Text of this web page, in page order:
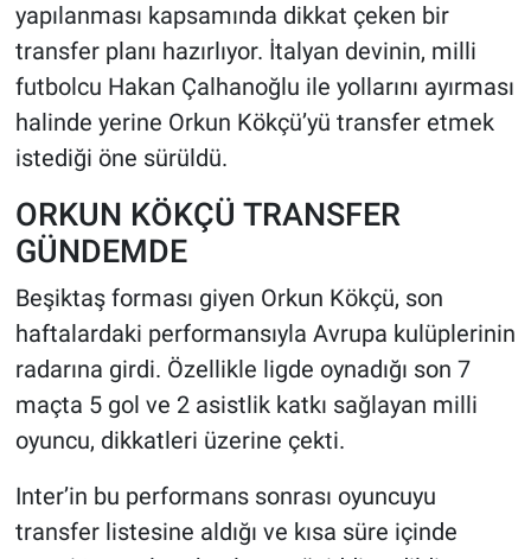
yapılanması kapsamında dikkat çeken bir
transfer planı hazırlıyor. İtalyan devinin, milli
futbolcu Hakan Çalhanoğlu ile yollarını ayırması
halinde yerine Orkun Kökçü’yü transfer etmek
istediği öne sürüldü.
ORKUN KÖKÇÜ TRANSFER
GÜNDEMDE
Beşiktaş forması giyen Orkun Kökçü, son
haftalardaki performansıyla Avrupa kulüplerinin
radarına girdi. Özellikle ligde oynadığı son 7
maçta 5 gol ve 2 asistlik katkı sağlayan milli
oyuncu, dikkatleri üzerine çekti.
Inter’in bu performans sonrası oyuncuyu
transfer listesine aldığı ve kısa süre içinde
ÇEVRE
HABERDE İNSAN
POLİTİKA
SPOR
MAGAZİN
Bilim, Teknoloji